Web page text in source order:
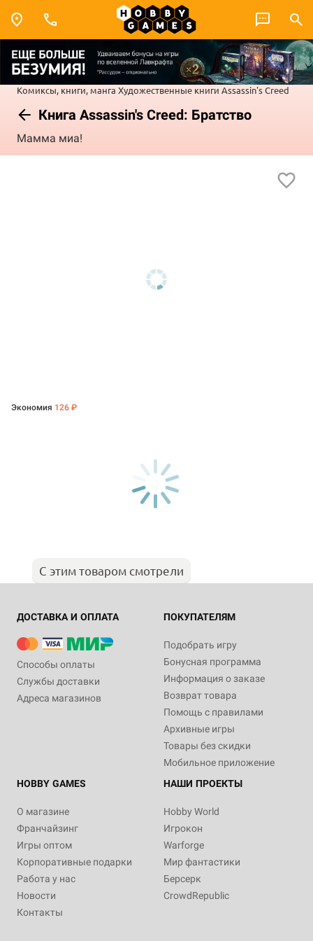
Комиксы, книги, манга Художественные книги Assassin's Creed
Книга Assassin's Creed: Братство
Мамма миа!
Экономия 126 ₽
С этим товаром смотрели
ДОСТАВКА И ОПЛАТА
Способы оплаты
Службы доставки
Адреса магазинов
ПОКУПАТЕЛЯМ
Подобрать игру
Бонусная программа
Информация о заказе
Возврат товара
Помощь с правилами
Архивные игры
Товары без скидки
Мобильное приложение
HOBBY GAMES
О магазине
Франчайзинг
Игры оптом
Корпоративные подарки
Работа у нас
Новости
Контакты
НАШИ ПРОЕКТЫ
Hobby World
Игрокон
Warforge
Мир фантастики
Берсерк
CrowdRepublic